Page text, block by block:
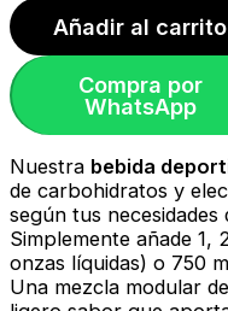
Añadir al carrito
Compra por
WhatsApp
Nuestra bebida
de carbohidratos y
según tus
Simplemente añade 1,
onzas líquidas) o 750
Una mezcla modular